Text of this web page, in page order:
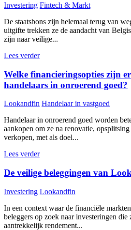
Investering Fintech & Markt
De staatsbons zijn helemaal terug van
uitgifte trekken ze de aandacht van
zijn naar veilige...
Lees verder
Welke financieringsopties zijn
handelaars in onroerend goed?
Lookandfin Handelaar in vastgoed
Handelaar in onroerend goed worden
aankopen om ze na renovatie,
verkopen, met als doel...
Lees verder
De veilige beleggingen van
Investering Lookandfin
In een context waar de financiële
beleggers op zoek naar investeringen
aantrekkelijk rendement...